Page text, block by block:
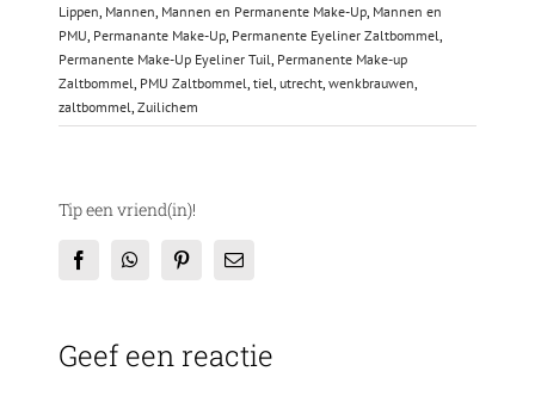
Lippen Mannen Mannen en Permanente Make-Up Mannen en
PMU Permanante Make-Up Permanente Eyeliner Zaltbommel
Permanente Make-Up Eyeliner Tuil Permanente Make-up
Zaltbommel PMU Zaltbommel ,tiel ,utrecht ,wenkbrauwen
zaltbommel ,Zuilichem
Tip een vriend(in)!
FacebookWhatsAppPinterestE-
Geef een reactie